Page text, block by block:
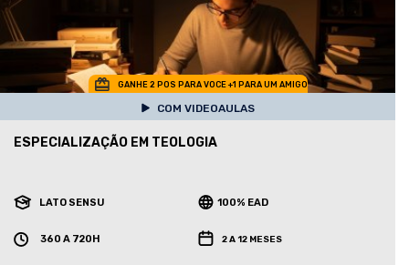
GANHE 2 POS PARA VOCE +1 PARA UM AMIGO
COM VIDEOAULAS
ESPECIALIZAÇÃO EM TEOLOGIA
LATO SENSU 100% EAD
360 A 720H 2 A 12 MESES